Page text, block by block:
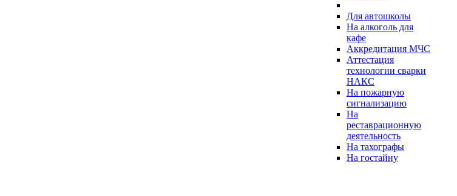
Для автошколы
На алкоголь для
кафе
Аккредитация МЧС
Аттестация
технологии сварки
НАКС
На пожарную
сигнализацию
На
реставрационную
деятельность
На тахографы
На гостайну